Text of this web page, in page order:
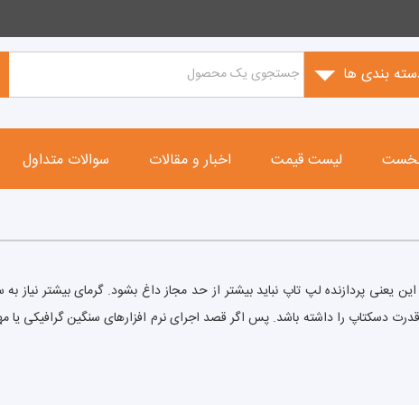
بندی ها
لیست قیمت اخبار و مقالات سوالات متداول
یعنی پردازنده لپ تاپ نباید بیشتر از حد مجاز داغ بشود. گرمای بیشتر
دسکتاپ را داشته باشد. پس اگر قصد اجرای نرم افزارهای سنگین گرافیکی یا